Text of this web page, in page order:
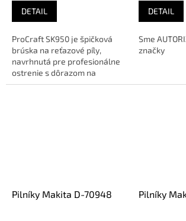
DETAIL
ProCraft SK950 je špičková
brúska na reťazové píly,
navrhnutá pre profesionálne
ostrenie s dôrazom na
presnosť a efektivitu. Využite...
DETAIL
Sme
značky
Pilníky Makita D-70948 Pilníky